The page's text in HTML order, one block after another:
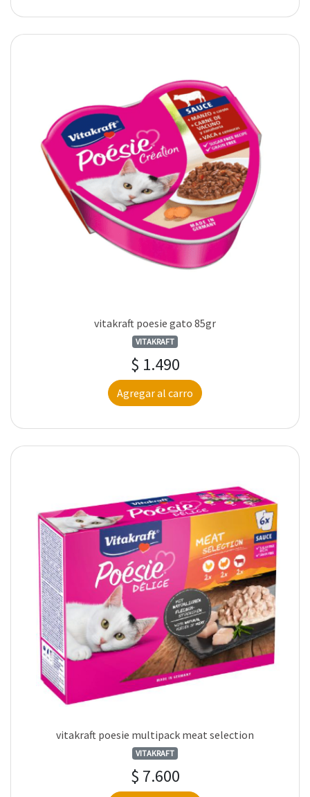
vitakraft poesie gato 85gr
VITAKRAFT
$ 1.490
Agregar al carro
vitakraft poesie multipack meat selection
VITAKRAFT
$ 7.600